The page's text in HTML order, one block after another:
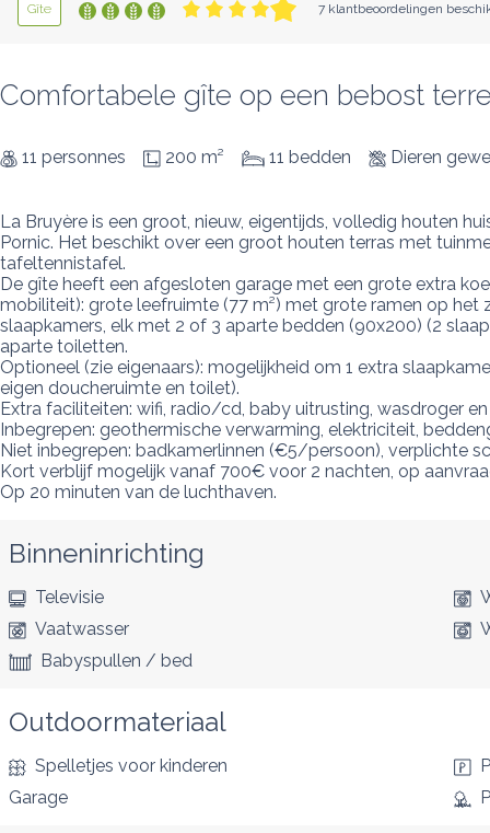
Gîte 7 klantbeoordelingen
Comfortabele gîte op een bebost
11 personnes 200 m² 11 bedden Dieren
La Bruyère is een groot, nieuw, eigentijds, volledig houten
Pornic. Het beschikt over een groot houten terras met
tafeltennistafel.
De gîte heeft een afgesloten garage met een grote extra
mobiliteit): grote leefruimte (77 m²) met grote ramen op
slaapkamers, elk met 2 of 3 aparte bedden (90x200) (2
aparte toiletten.
Optioneel (zie eigenaars): mogelijkheid om 1 extra
eigen doucheruimte en toilet).
Extra faciliteiten: wifi, radio/cd, baby uitrusting, wasdroger
Inbegrepen: geothermische verwarming, elektriciteit,
Niet inbegrepen: badkamerlinnen (€5/persoon), verplichte
Kort verblijf mogelijk vanaf 700€ voor 2 nachten, op
Op 20 minuten van de luchthaven.
Binneninrichting
Televisie
Vaatwasser
Babyspullen / bed
Outdoormateriaal
Spelletjes voor kinderen
Garage